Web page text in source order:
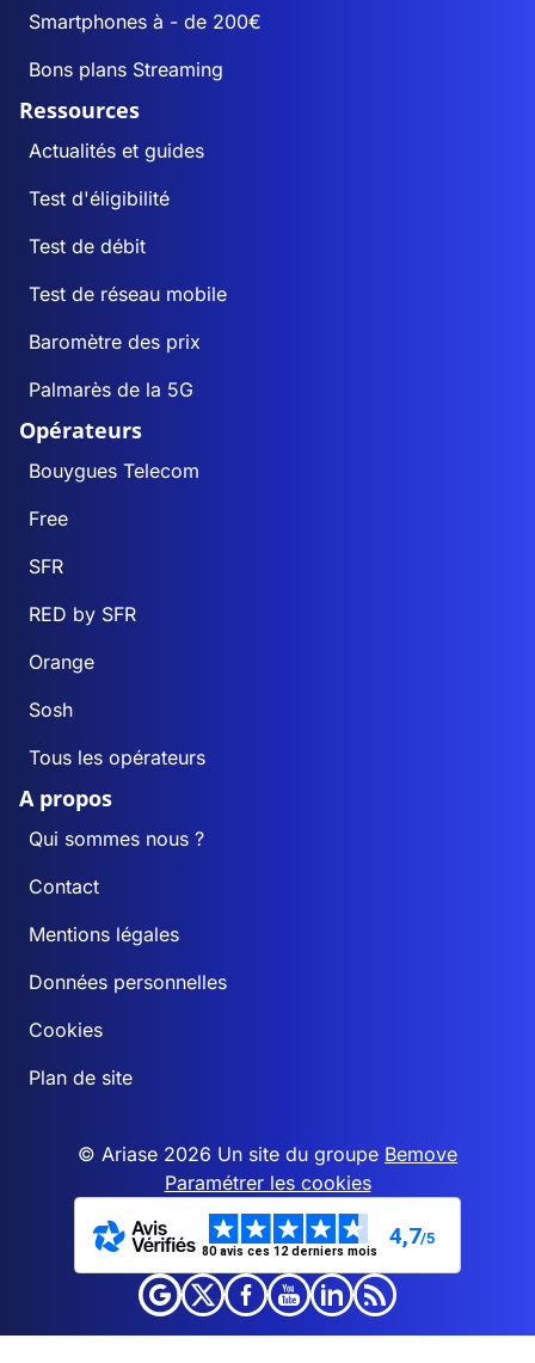
Smartphones à - de 200€
Bons plans Streaming
Ressources
Actualités et guides
Test d'éligibilité
Test de débit
Test de réseau mobile
Baromètre des prix
Palmarès de la 5G
Opérateurs
Bouygues Telecom
Free
SFR
RED by SFR
Orange
Sosh
Tous les opérateurs
A propos
Qui sommes nous ?
Contact
Mentions légales
Données personnelles
Cookies
Plan de site
© Ariase 2026 Un site du groupe Bemove
Paramétrer les cookies
80 avis ces 12 derniers mois
4,7/5